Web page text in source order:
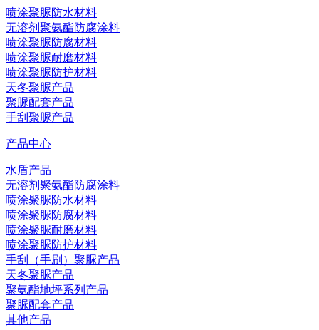
喷涂聚脲防水材料
无溶剂聚氨酯防腐涂料
喷涂聚脲防腐材料
喷涂聚脲耐磨材料
喷涂聚脲防护材料
天冬聚脲产品
聚脲配套产品
手刮聚脲产品
产品中心
水盾产品
无溶剂聚氨酯防腐涂料
喷涂聚脲防水材料
喷涂聚脲防腐材料
喷涂聚脲耐磨材料
喷涂聚脲防护材料
手刮（手刷）聚脲产品
天冬聚脲产品
聚氨酯地坪系列产品
聚脲配套产品
其他产品